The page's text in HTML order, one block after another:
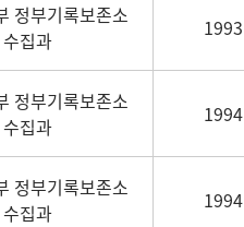
정부기록보존소
수집과
1993
정부기록보존소
수집과
1994
정부기록보존소
수집과
1994